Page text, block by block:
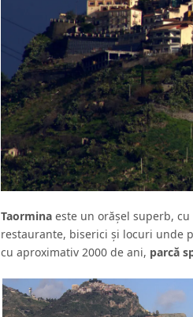
Taormina este un orăşel superb,
restaurante, biserici şi locuri unde
cu aproximativ 2000 de ani, parcă